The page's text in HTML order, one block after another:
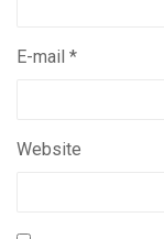
E-mail *
Website